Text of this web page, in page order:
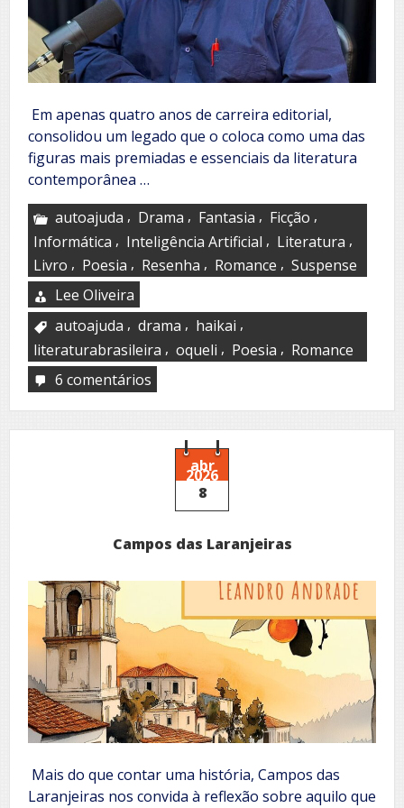
Em apenas quatro anos de carreira editorial,
consolidou um legado que o coloca como uma das
figuras mais premiadas e essenciais da literatura
contemporânea …
autoajuda , Drama , Fantasia , Ficção ,
Informática , Inteligência Artificial , Literatura ,
Livro , Poesia , Resenha , Romance , Suspense
Lee Oliveira
autoajuda , drama , haikai ,
literaturabrasileira , oqueli , Poesia , Romance
6 comentários
H.
Martins
abr
2026
8
Campos das Laranjeiras
Mais do que contar uma história, Campos das
Laranjeiras nos convida à reflexão sobre aquilo que